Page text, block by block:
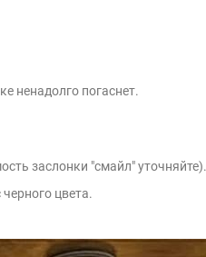
ненадолго погаснет.
заслонки "смайл" уточняйте).
цвета.